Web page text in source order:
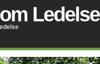
Ledelse